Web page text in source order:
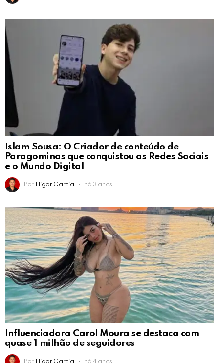
Islam Sousa: O Criador de conteúdo de
Paragominas que conquistou as Redes Sociais
e o Mundo Digital
Por Higor Garcia há 3 anos
Influenciadora Carol Moura se destaca com
quase 1 milhão de seguidores
Por Higor Garcia há 4 anos